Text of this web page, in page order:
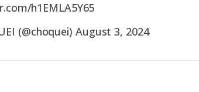
h1EMLA5Y65
(@choquei) August 3, 2024